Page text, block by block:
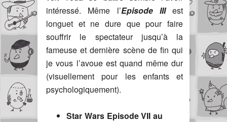
intéressé. Même l’Episode IIIest
longuet et ne dure que pour faire
souffrir le spectateur jusqu’à la
fameuse et dernière scène de fin qui
je vous l’avoue est quand même dur
(visuellement pour les enfants et
psychologiquement).
Star Wars Episode VII au